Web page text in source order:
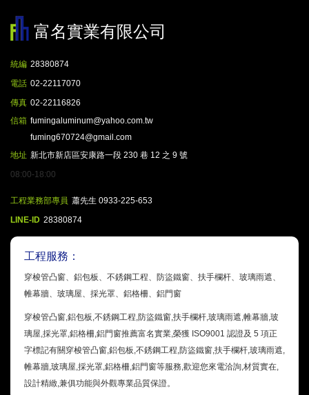
富名實業有限公司
統編 28380874
電話 02-22117070
傳真 02-22116826
信箱 fumingaluminum@yahoo.com.tw
fuming670724@gmail.com
地址 新北市新店區安康路一段 230 巷 12 之 9 號
08:00-18:00
工程業務部專員 蕭先生 0933-225-653
LINE-ID 28380874
工程服務：
穿梭管凸窗、鋁包板、不銹鋼工程、防盜鐵窗、扶手欄杆、玻璃雨遮、
帷幕牆、玻璃屋、採光罩、鋁格柵、鋁門窗
穿梭管凸窗,鋁包板,不銹鋼工程,防盜鐵窗,扶手欄杆,玻璃雨遮,帷幕牆,玻
璃屋,採光罩,鋁格柵,鋁門窗推薦富名實業,榮獲 ISO9001 認證及 5 項正
字標記有關穿梭管凸窗,鋁包板,不銹鋼工程,防盜鐵窗,扶手欄杆,玻璃雨遮,
帷幕牆,玻璃屋,採光罩,鋁格柵,鋁門窗等服務,歡迎您來電洽詢,材質實在,
設計精緻,兼俱功能與外觀專業品質保證。